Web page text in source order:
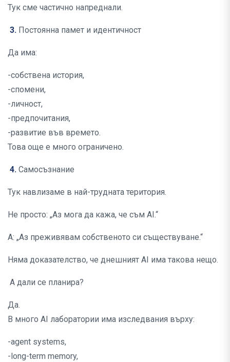
Тук сме частично напреднали.
3. Постоянна памет и идентичност
Да има:
-собствена история,
-спомени,
-личност,
-предпочитания,
-развитие във времето.
Това още е много ограничено.
4. Самосъзнание
Тук навлизаме в най-трудната територия.
Не просто: „Аз мога да кажа, че съм AI.“
А: „Аз преживявам собственото си съществуване.“
Няма доказателство, че днешният AI има такова нещо.
А дали се планира?
Да.
В много AI лаборатории има изследвания върху:
-agent systems,
-long-term memory,